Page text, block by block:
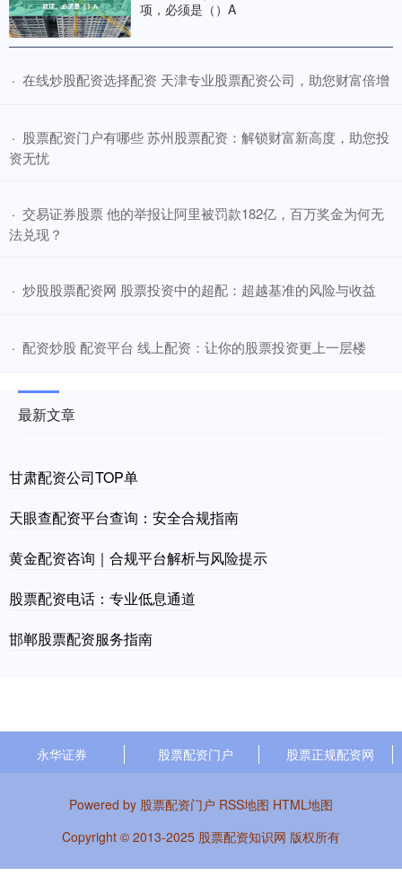
项，必须是（）A
· ​在线炒股配资选择配资 天津专业股票配资公司，助您财富倍增
· ​股票配资门户有哪些 苏州股票配资：解锁财富新高度，助您投
资无忧
· ​交易证券股票 他的举报让阿里被罚款182亿，百万奖金为何无
法兑现？
· ​炒股股票配资网 股票投资中的超配：超越基准的风险与收益
· ​配资炒股 配资平台 线上配资：让你的股票投资更上一层楼
最新文章
甘肃配资公司TOP单
天眼查配资平台查询：安全合规指南
黄金配资咨询｜合规平台解析与风险提示
股票配资电话：专业低息通道
邯郸股票配资服务指南
永华证券 股票配资门户 股票正规配资网
Powered by 股票配资门户 RSS地图 HTML地图
Copyright © 2013-2025 股票配资知识网 版权所有